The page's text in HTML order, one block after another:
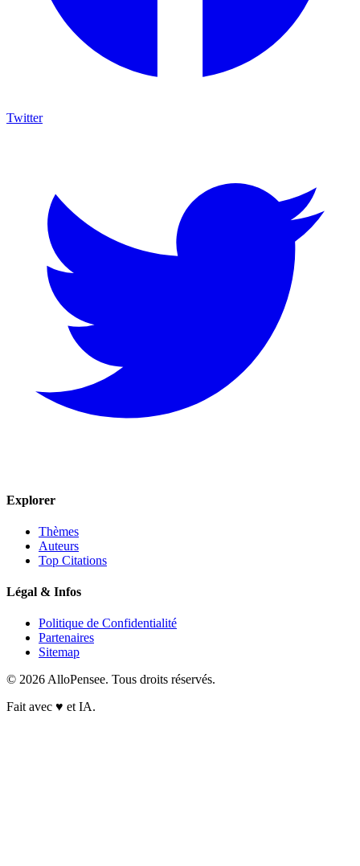
Twitter
Explorer
Thèmes
Auteurs
Top Citations
Légal & Infos
Politique de Confidentialité
Partenaires
Sitemap
© 2026 AlloPensee. Tous droits réservés.
Fait avec ♥ et IA.